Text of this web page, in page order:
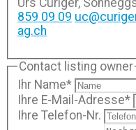
Urs Curiger,
859 09 09
ag.ch
Contact listing owner
Ihr Name*
Ihre E-Mail-Adresse*
Ihre Telefon-Nr.